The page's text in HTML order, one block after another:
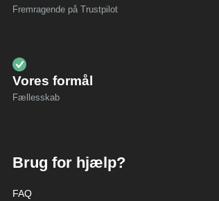
Fremragende på Trustpilot
Vores formål
Fællesskab
Brug for hjælp?
FAQ